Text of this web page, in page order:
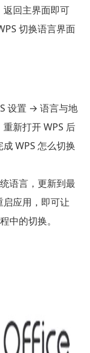
回主界面即可
切换语言界面
设置 → 语言与地
新打开 WPS 后
WPS 怎么切换
语言，更新到最
应用，即可让
中的切换。